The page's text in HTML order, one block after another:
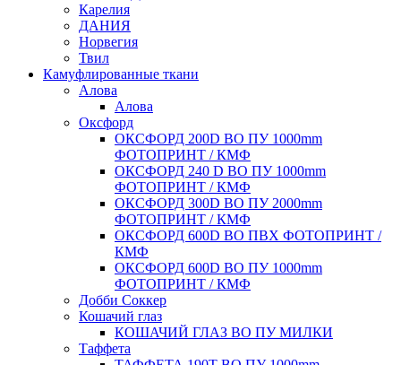
Карелия
ДАНИЯ
Норвегия
Твил
Камуфлированные ткани
Алова
Алова
Оксфорд
ОКСФОРД 200D ВО ПУ 1000mm
ФОТОПРИНТ / КМФ
ОКСФОРД 240 D ВО ПУ 1000mm
ФОТОПРИНТ / КМФ
ОКСФОРД 300D ВО ПУ 2000mm
ФОТОПРИНТ / КМФ
ОКСФОРД 600D ВО ПВХ ФОТОПРИНТ /
КМФ
ОКСФОРД 600D ВО ПУ 1000mm
ФОТОПРИНТ / КМФ
Добби Соккер
Кошачий глаз
КОШАЧИЙ ГЛАЗ ВО ПУ МИЛКИ
Таффета